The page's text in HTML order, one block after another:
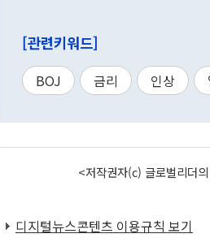
[관련키워드]
BOJ 금리 인상
<저작권자(c) 글로벌리더
디지털뉴스콘텐츠 이용규칙 보기